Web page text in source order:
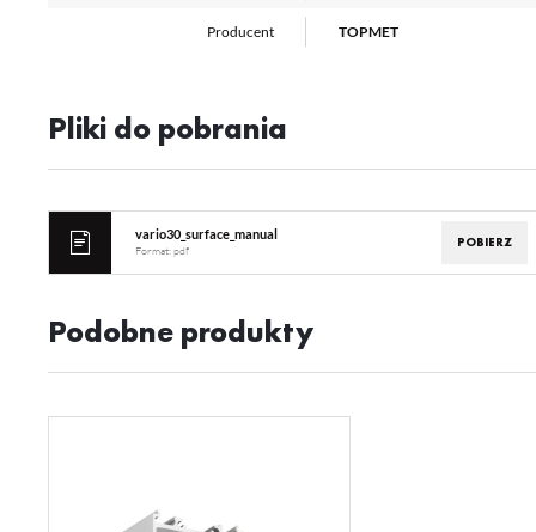
Producent TOPMET
Pliki do pobrania
vario30_surface_manual
Format:pdf
POBIERZ
Podobne produkty